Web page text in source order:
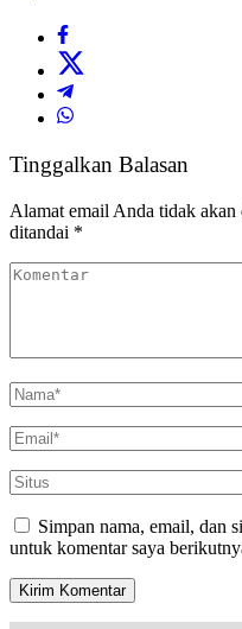
Tinggalkan Balasan
Alamat email Anda tidak
ditandai *
Simpan nama, email, dan
untuk komentar saya